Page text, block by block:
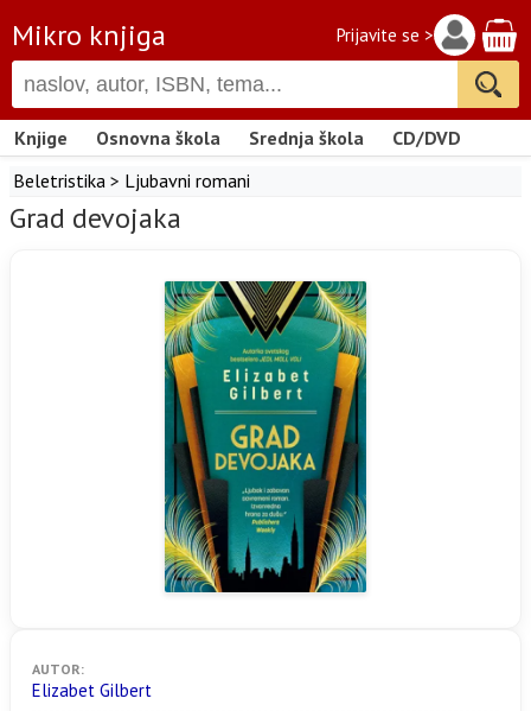
Mikro knjiga Prijavite se >
Knjige Osnovna škola Srednja škola
CD/DVD
Beletristika > Ljubavni romani
Grad devojaka
AUTOR:
Elizabet Gilbert